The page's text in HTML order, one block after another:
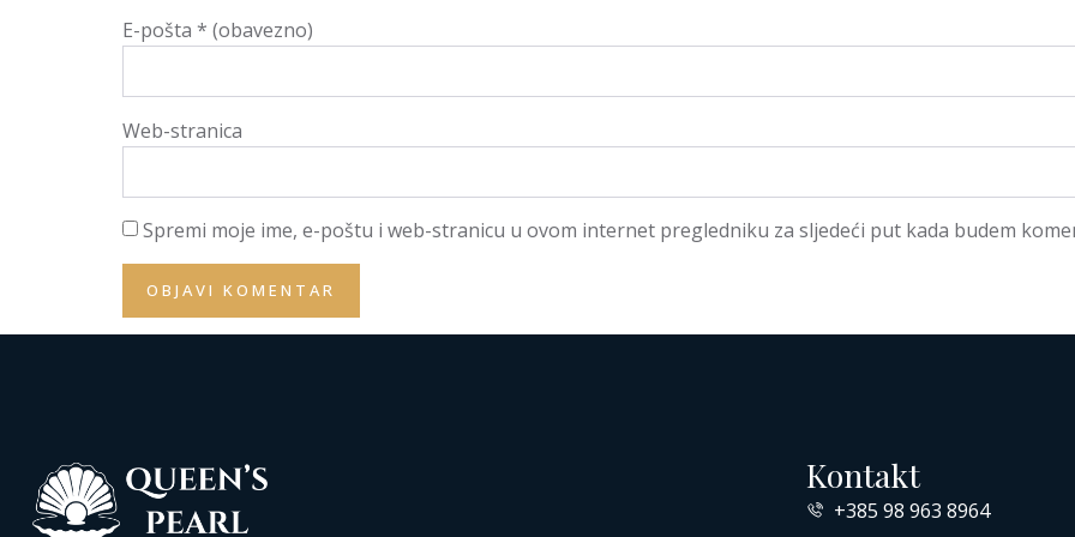
E-pošta * (obavezno)
Web-stranica
Spremi moje ime, e-poštu i web-stranicu u ovom internet pregledniku za sljedeći put kada budem
Kontakt
+385 98 963 8964